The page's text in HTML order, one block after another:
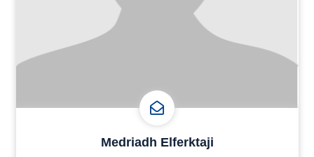
Medriadh Elferktaji